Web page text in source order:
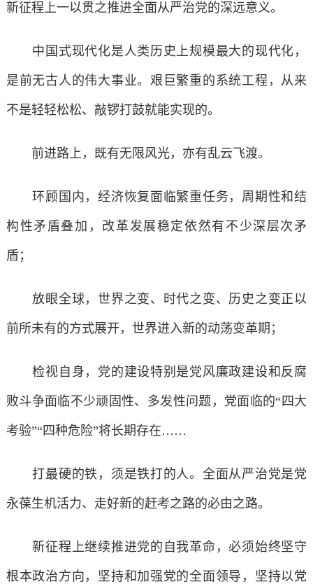
新征程上一以贯之推进全面从严治党的深远意义。
中国式现代化是人类历史上规模最大的现代化，
是前无古人的伟大事业。艰巨繁重的系统工程，从来
不是轻轻松松、敲锣打鼓就能实现的。
前进路上，既有无限风光，亦有乱云飞渡。
环顾国内，经济恢复面临繁重任务，周期性和结
构性矛盾叠加，改革发展稳定依然有不少深层次矛
盾；
放眼全球，世界之变、时代之变、历史之变正以
前所未有的方式展开，世界进入新的动荡变革期；
检视自身，党的建设特别是党风廉政建设和反腐
败斗争面临不少顽固性、多发性问题，党面临的“四大
考验”“四种危险”将长期存在……
打最硬的铁，须是铁打的人。全面从严治党是党
永葆生机活力、走好新的赶考之路的必由之路。
新征程上继续推进党的自我革命，必须始终坚守
根本政治方向，坚持和加强党的全面领导，坚持以党